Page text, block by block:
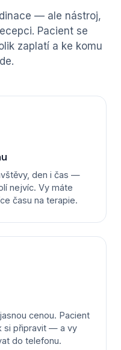
— ale nástroj,
Pacient se
zaplatí a ke komu
den i čas —
nejvíc. Vy máte
času na terapie.
cenou. Pacient
si připravit — a vy
do telefonu.